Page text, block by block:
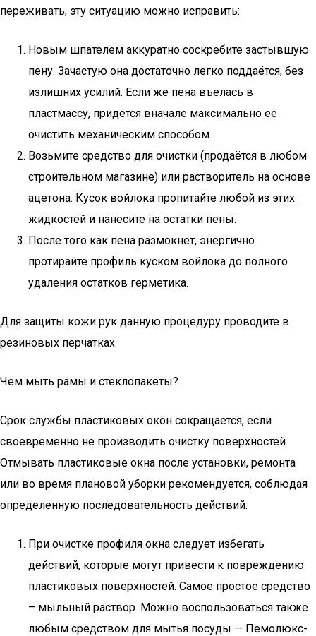
переживать, эту ситуацию можно исправить:
Новым шпателем аккуратно соскребите застывшую
пену. Зачастую она достаточно легко поддаётся, без
излишних усилий. Если же пена въелась в
пластмассу, придётся вначале максимально её
очистить механическим способом.
Возьмите средство для очистки (продаётся в любом
строительном магазине) или растворитель на основе
ацетона. Кусок войлока пропитайте любой из этих
жидкостей и нанесите на остатки пены.
После того как пена размокнет, энергично
протирайте профиль куском войлока до полного
удаления остатков герметика.
Для защиты кожи рук данную процедуру проводите в
резиновых перчатках.
Чем мыть рамы и стеклопакеты?
Срок службы пластиковых окон сокращается, если
своевременно не производить очистку поверхностей.
Отмывать пластиковые окна после установки, ремонта
или во время плановой уборки рекомендуется, соблюдая
определенную последовательность действий:
При очистке профиля окна следует избегать
действий, которые могут привести к повреждению
пластиковых поверхностей. Самое простое средство
– мыльный раствор. Можно воспользоваться также
любым средством для мытья посуды — Пемолюкс-